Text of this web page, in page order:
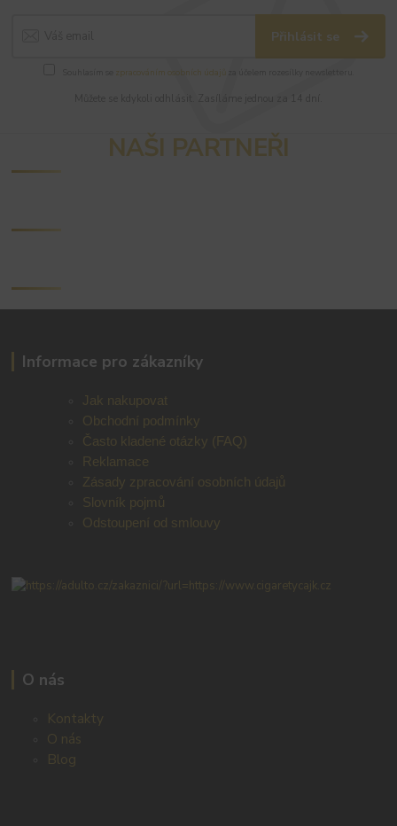
Přihlásit se
zpracováním osobních údajů
NAŠI PARTNEŘI
Informace pro zákazníky
Jak nakupovat
Obchodní podmínky
Často kladené otázky (FAQ)
Reklamace
Zásady zpracování osobních údajů
Slovník pojmů
Odstoupení od smlouvy
O nás
Kontakty
O nás
Blog